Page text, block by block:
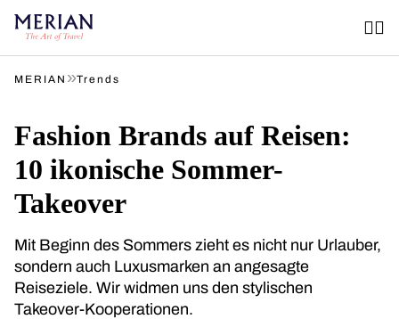
MERIAN »Trends
Fashion Brands auf Reisen:
10 ikonische Sommer-
Takeover
Mit Beginn des Sommers zieht es nicht nur Urlauber,
sondern auch Luxusmarken an angesagte
Reiseziele. Wir widmen uns den stylischen
Takeover-Kooperationen.